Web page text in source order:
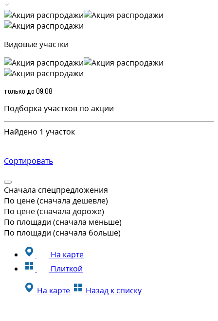
Видовые участки
только до 09.08
Подборка участков по акции
Найдено 1 участок
Сортировать
Сначала спецпредложения
По цене (сначала дешевле)
По цене (сначала дороже)
По площади (сначала меньше)
По площади (сначала больше)
На карте
Плиткой
На карте Назад к списку